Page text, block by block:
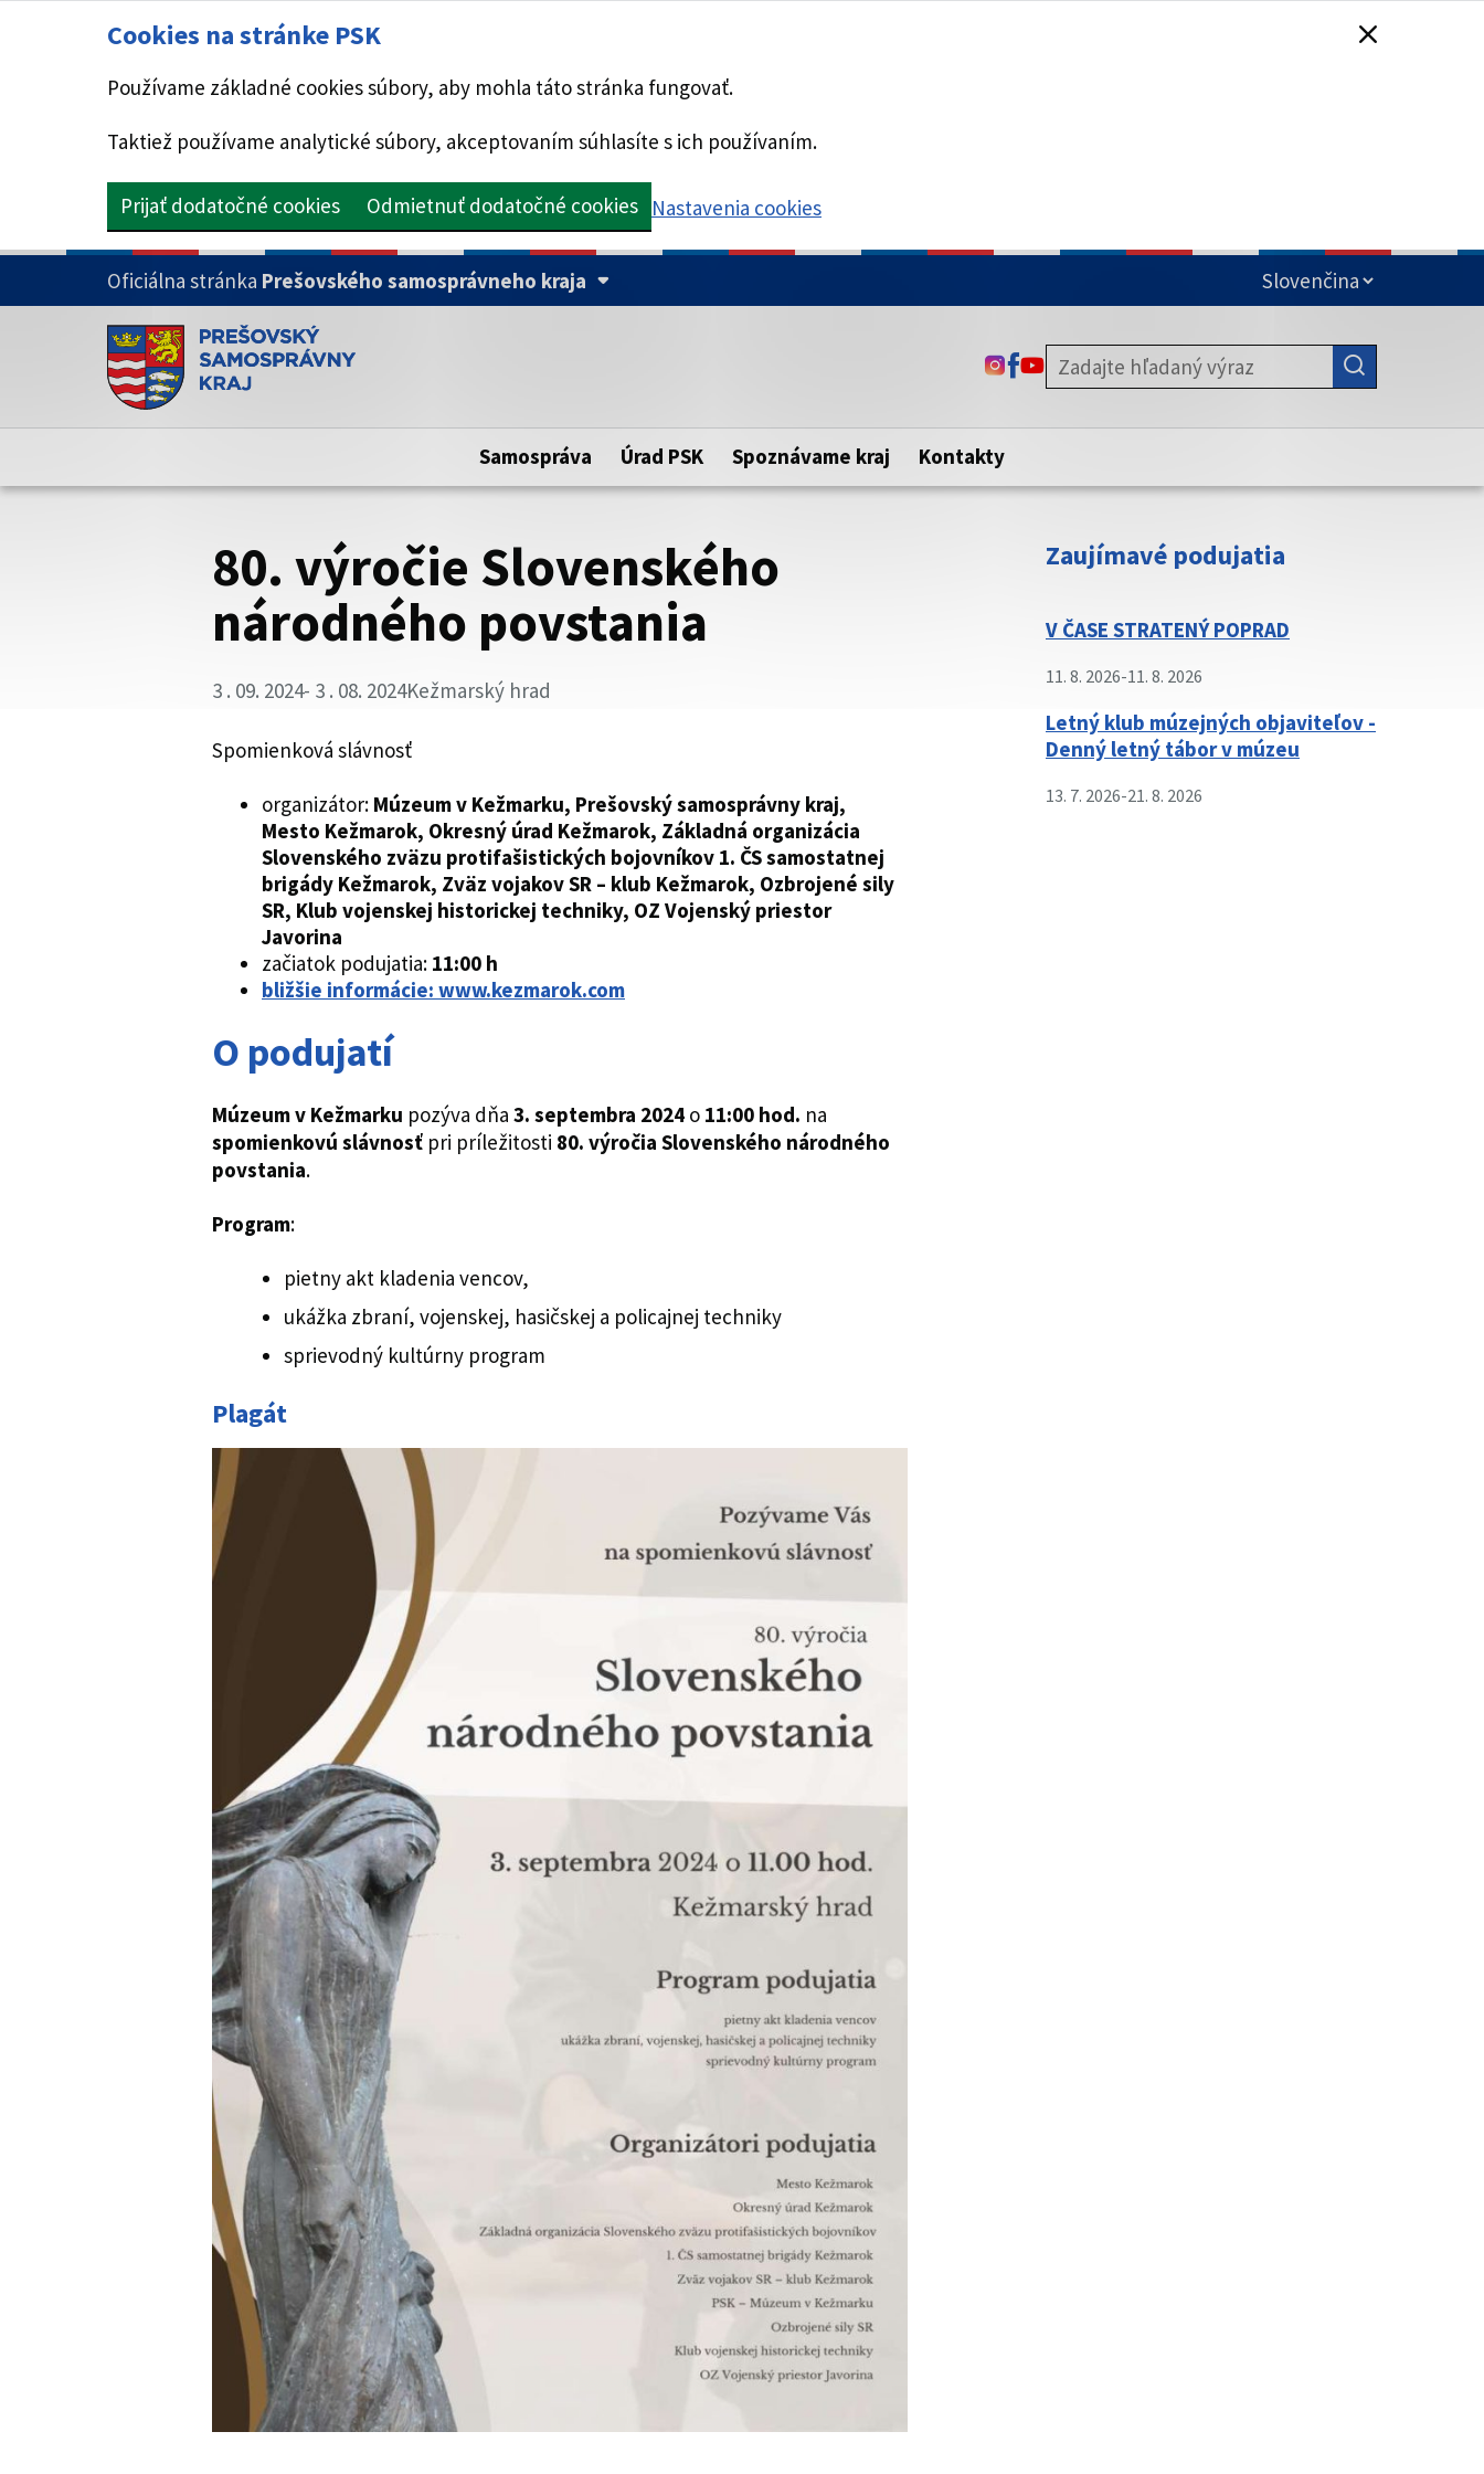
Cookies na stránke PSK
Používame základné cookies súbory, aby mohla táto stránka fungovať.
Taktiež používame analytické súbory, akceptovaním súhlasíte s ich používaním.
Prijať dodatočné cookies Odmietnuť dodatočné cookies Nastavenia cookies
PRESKOČIŤ NA HLAVNÝ OBSAH
Oficiálna stránka Prešovského samosprávneho kraja
Doména psk.sk je oficiálna
Toto je oficiálna webová stránka Prešovského samosprávneho kraja.
Táto stránka je zabezpečená
zabezpečenú webovú stránku. Zabezpečená stránka vždy začína
https:// pred názvom domény webového sídla.
ODKAZ SA OTVORÍ NA NOVEJ KARTE
ODKAZ SA OTVORÍ NA NOVEJ KARTE
ODKAZ SA OTVORÍ NA NOVEJ KARTE
Samospráva Úrad PSK Spoznávame kraj Kontakty
80. výročie Slovenského
národného povstania
3 . 09. 2024- 3 . 08. 2024Kežmarský hrad
Spomienková slávnosť
organizátor: Múzeum v Kežmarku, Prešovský samosprávny kraj,
Mesto Kežmarok, Okresný úrad Kežmarok, Základná organizácia
Slovenského zväzu protifašistických bojovníkov 1. ČS samostatnej
brigády Kežmarok, Zväz vojakov SR – klub Kežmarok, Ozbrojené sily
SR, Klub vojenskej historickej techniky, OZ Vojenský priestor
Javorina
začiatok podujatia: 11:00 h
bližšie informácie: www.kezmarok.com
O podujatí
Múzeum v Kežmarku pozýva dňa 3. septembra 2024 o 11:00 hod. na
spomienkovú slávnosť pri príležitosti 80. výročia Slovenského národného
povstania.
Program:
pietny akt kladenia vencov,
ukážka zbraní, vojenskej, hasičskej a policajnej techniky
sprievodný kultúrny program
Plagát
Zaujímavé podujatia
V ČASE STRATENÝ POPRAD
11. 8. 2026-11. 8. 2026
Letný klub múzejných objaviteľov -
Denný letný tábor v múzeu
13. 7. 2026-21. 8. 2026